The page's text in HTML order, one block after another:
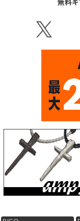
Ü